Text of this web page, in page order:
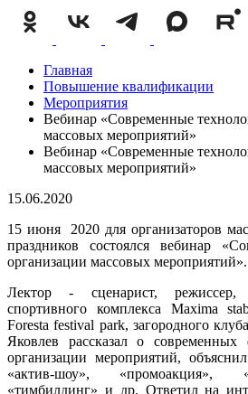
Главная
Повышение квалификации
Мероприятия
Вебинар «Современные
массовых мероприятий»
Вебинар «Современные
массовых мероприятий»
15.06.2020
15 июня 2020 для организаторов
праздников состоялся вебинар
организации массовых мероприятий».
Лектор - сценарист, режиссер,
спортивного комплекса Maxima
Foresta festival park, загородного
Яковлев рассказал о
организации мероприятий,
«актив-шоу», «промоакция»,
«тимбилдинг» и др. Ответил на